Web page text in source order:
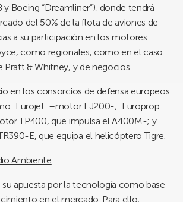
y Boeing “Dreamliner”), donde tendrá
del 50% de la flota de aviones de
a su participación en los motores
como regionales, como en el caso
Pratt & Whitney, y de negocios.
en los consorcios de defensa europeos
Eurojet –motor EJ200-; Europrop
TP400, que impulsa el A400M-; y
E, que equipa el helicóptero Tigre.
Ambiente
apuesta por la tecnología como base
en el mercado. Para ello,